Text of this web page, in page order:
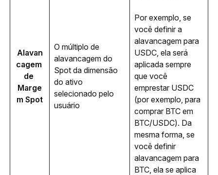
Alavan
cagem
de
Marge
m Spot
O múltiplo de
alavancagem do
Spot da dimensão
do ativo
selecionado pelo
usuário
Por exemplo, se
você definir a
alavancagem para
USDC, ela será
aplicada sempre
que você
emprestar USDC
(por exemplo, para
comprar BTC em
BTC/USDC). Da
mesma forma, se
você definir
alavancagem para
BTC, ela se aplica